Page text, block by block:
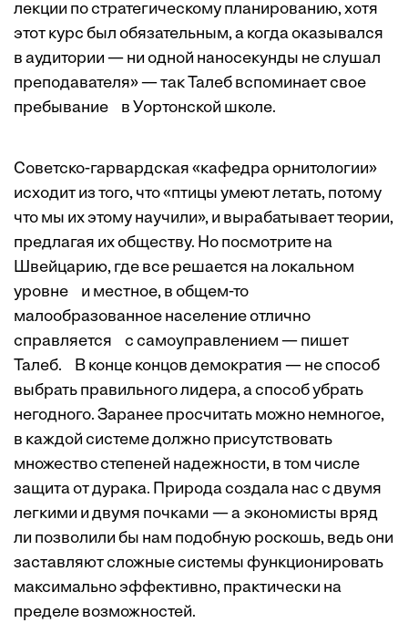
лекции по стратегическому планированию, хотя
этот курс был обязательным, а когда оказывался
в аудитории — ни одной наносекунды не слушал
преподавателя» — так Талеб вспоминает свое
пребывание в Уортонской школе.
Советско-гарвардская «кафедра орнитологии»
исходит из того, что «птицы умеют летать, потому
что мы их этому научили», и вырабатывает теории,
предлагая их обществу. Но посмотрите на
Швейцарию, где все решается на локальном
уровне и местное, в общем-то
малообразованное население отлично
справляется с самоуправлением — пишет
Талеб. В конце концов демократия — не способ
выбрать правильного лидера, а способ убрать
негодного. Заранее просчитать можно немногое,
в каждой системе должно присутствовать
множество степеней надежности, в том числе
защита от дурака. Природа создала нас с двумя
легкими и двумя почками — а экономисты вряд
ли позволили бы нам подобную роскошь, ведь они
заставляют сложные системы функционировать
максимально эффективно, практически на
пределе возможностей.